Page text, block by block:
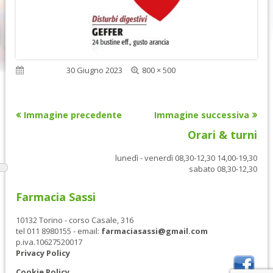
Pubblicato30 Giugno 2023
Dimensione
800 × 500
Immagine precedente Immagine successiva
Orari & turni
lunedì - venerdì 08,30-12,30 14,00-19,30
sabato 08,30-12,30
Farmacia Sassi
10132 Torino - corso Casale, 316
tel 011 8980155 - email: farmaciasassi@gmail.com
p.iva.10627520017
Privacy Policy